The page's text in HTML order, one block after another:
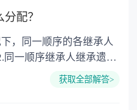
，可以对遗产继承进行
配？
获取全部解答>